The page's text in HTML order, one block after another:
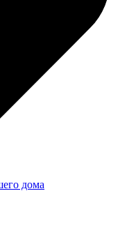
дома